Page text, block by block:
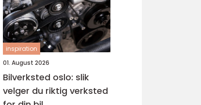
inspiration
01. August 2026
Bilverksted oslo: slik
velger du riktig verksted